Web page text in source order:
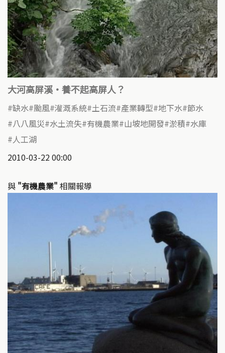
大河高屏溪‧養不起高屏人？
缺水 颱風 灌溉系統 土石流 產業轉型 地下水 節水
八八風災 水土流失 有機農業 山坡地開發 淤積 水庫
人工湖
2010-03-22 00:00
與 "有機農業" 相關報導